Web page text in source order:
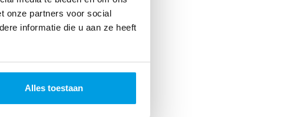
onze partners voor social
informatie die u aan ze heeft
Alles toestaan